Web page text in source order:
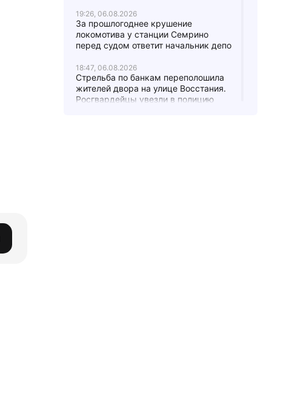
19:26, 06.08.2026
За прошлогоднее крушение
локомотива у станции Семрино
перед судом ответит начальник депо
18:47, 06.08.2026
Стрельба по банкам переполошила
жителей двора на улице Восстания.
Росгвардейцы увезли в полицию